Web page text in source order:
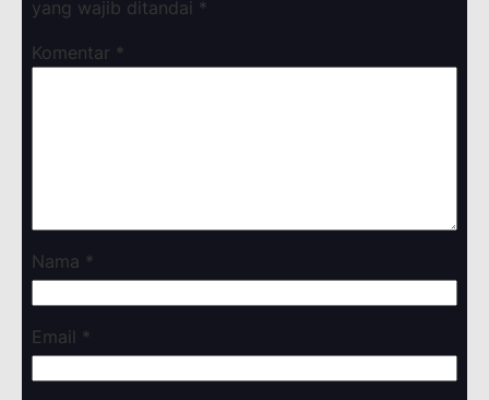
yang wajib ditandai *
Komentar *
Nama *
Email *